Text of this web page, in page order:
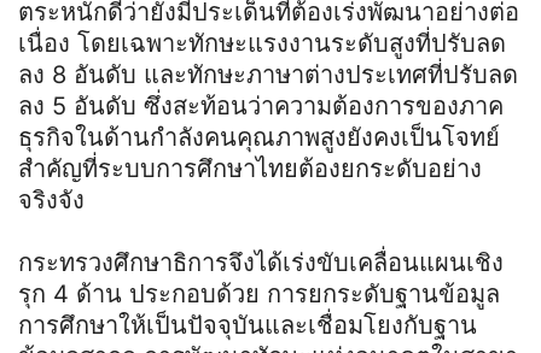
ตระหนักดีว่ายังมีประเด็นที่ต้องเร่งพัฒนาอย่างต่อ
เนื่อง โดยเฉพาะทักษะแรงงานระดับสูงที่ปรับลด
ลง 8 อันดับ และทักษะภาษาต่างประเทศที่ปรับลด
ลง 5 อันดับ ซึ่งสะท้อนว่าความต้องการของภาค
ธุรกิจในด้านกำลังคนคุณภาพสูงยังคงเป็นโจทย์
สำคัญที่ระบบการศึกษาไทยต้องยกระดับอย่าง
จริงจัง
กระทรวงศึกษาธิการจึงได้เร่งขับเคลื่อนแผนเชิง
รุก 4 ด้าน ประกอบด้วย การยกระดับฐานข้อมูล
การศึกษาให้เป็นปัจจุบันและเชื่อมโยงกับฐาน